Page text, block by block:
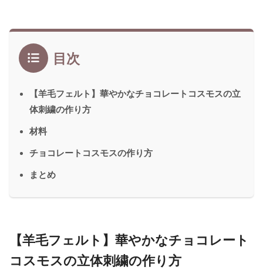
目次
【羊毛フェルト】華やかなチョコレートコスモスの立
体刺繍の作り方
材料
チョコレートコスモスの作り方
まとめ
【羊毛フェルト】華やかなチョコレート
コスモスの立体刺繍の作り方